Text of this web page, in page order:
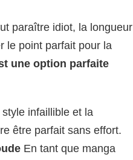
paraître idiot, la longueur
le point parfait pour la
une option parfaite
infaillible et la
être parfait sans effort.
En tant que manga